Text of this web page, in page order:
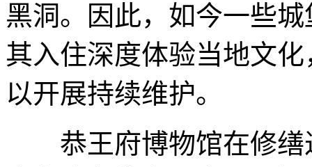
黑洞。因此，如今一些
其入住深度体验当地文
以开展持续维护。
恭王府博物馆在修缮